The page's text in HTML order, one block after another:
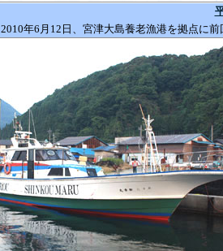
2010年6 月 12 日、宮津大島養老漁港を拠点に